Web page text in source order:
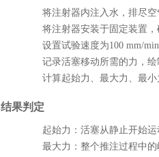
将注射器内注入水，排尽
将注射器安装于固定装置
设置试验速度为100 mm/
记录活塞移动所需的力，
计算起始力、最大力、最
结果判定
起始力：活塞从静止开始
最大力：整个推注过程中的